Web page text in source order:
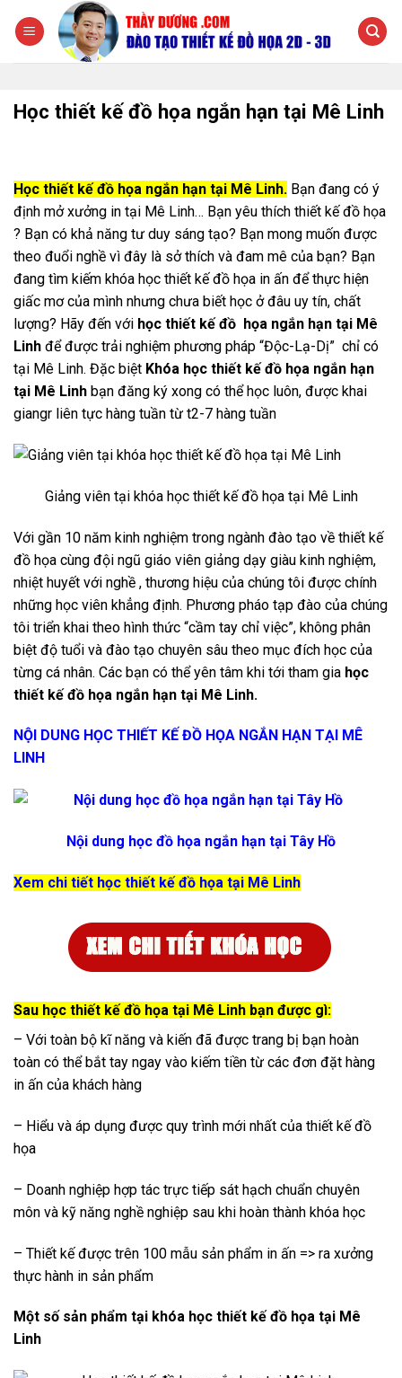
đến
Học thiết kế đồ họa ngắn hạn tại Mê Linh
Học thiết kế đồ họa ngắn hạn tại Mê Linh. Bạn đang có ý
định mở xưởng in tại Mê Linh… Bạn yêu thích thiết kế đồ họa
? Bạn có khả năng tư duy sáng tạo? Bạn mong muốn được
theo đuổi nghề vì đây là sở thích và đam mê của bạn? Bạn
đang tìm kiếm khóa học thiết kế đồ họa in ấn để thực hiện
giấc mơ của mình nhưng chưa biết học ở đâu uy tín, chất
lượng? Hãy đến với học thiết kế đồ họa ngắn hạn tại Mê
Linh để được trải nghiệm phương pháp “Độc-Lạ-Dị” chỉ có
tại Mê Linh. Đặc biệt Khóa học thiết kế đồ họa ngắn hạn
tại Mê Linh bạn đăng ký xong có thể học luôn, được khai
giangr liên tực hàng tuần từ t2-7 hàng tuần
Giảng viên tại khóa học thiết kế đồ họa tại Mê Linh
Với gần 10 năm kinh nghiệm trong ngành đào tạo về thiết kế
đồ họa cùng đội ngũ giáo viên giảng dạy giàu kinh nghiệm,
nhiệt huyết với nghề , thương hiệu của chúng tôi được chính
những học viên khẳng định. Phương pháo tạp đào của chúng
tôi triển khai theo hình thức “cầm tay chỉ việc”, không phân
biệt độ tuổi và đào tạo chuyên sâu theo mục đích học của
từng cá nhân. Các bạn có thể yên tâm khi tới tham gia học
thiết kế đồ họa ngắn hạn tại Mê Linh.
NỘI DUNG HỌC THIẾT KẾ ĐỒ HỌA NGẮN HẠN TẠI MÊ
LINH
Nội dung học đồ họa ngắn hạn tại Tây Hồ
Xem chi tiết học thiết kế đồ họa tại Mê Linh
Sau học thiết kế đồ họa tại Mê Linh bạn được gì:
– Với toàn bộ kĩ năng và kiến đã được trang bị bạn hoàn
toàn có thể bắt tay ngay vào kiếm tiền từ các đơn đặt hàng
in ấn của khách hàng
– Hiểu và áp dụng được quy trình mới nhất của thiết kế đồ
họa
– Doanh nghiệp hợp tác trực tiếp sát hạch chuẩn chuyên
môn và kỹ năng nghề nghiệp sau khi hoàn thành khóa học
– Thiết kế được trên 100 mẫu sản phẩm in ấn => ra xưởng
thực hành in sản phẩm
Một số sản phẩm tại khóa học thiết kế đồ họa tại Mê
Linh